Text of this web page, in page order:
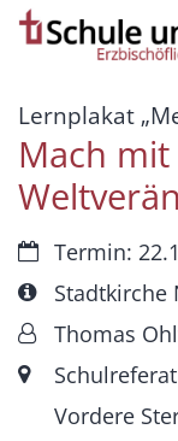
Zum Inhalt
Lernplakat
Mach
Datum:Termin:
Art bzw.
Stadtkirche
Von:Thomas
Ort:
Vordere